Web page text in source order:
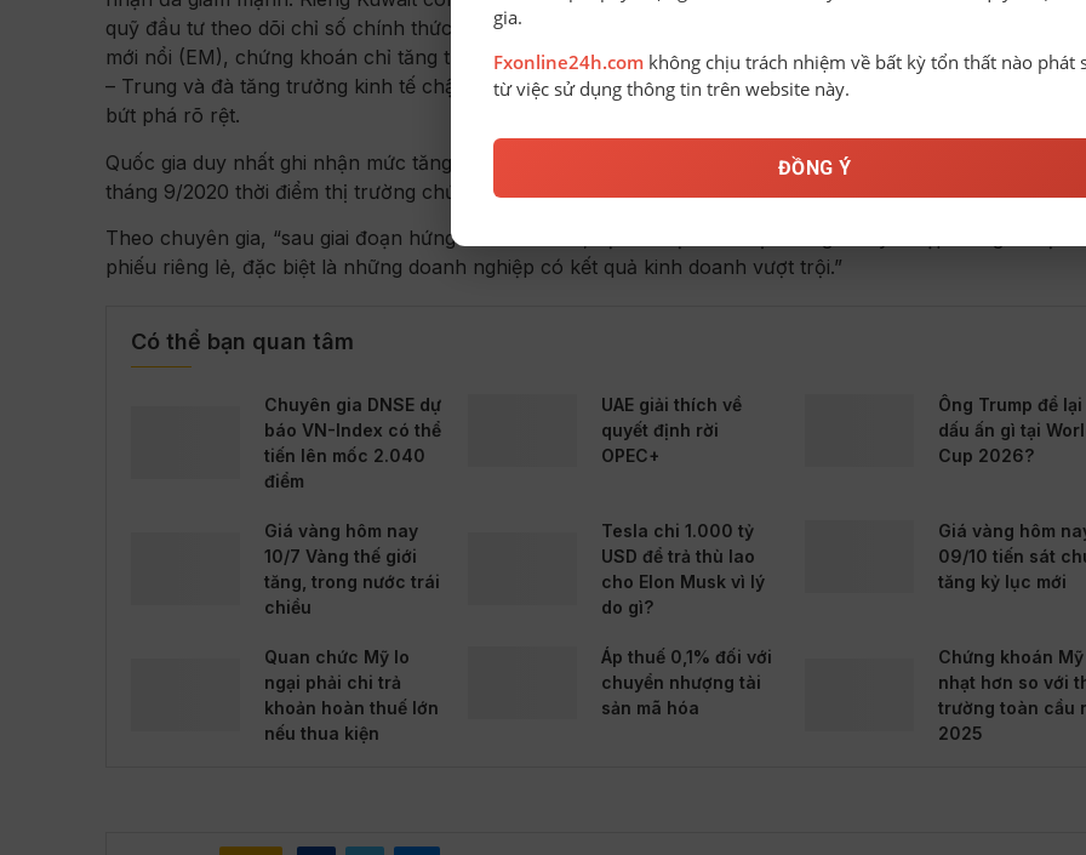
quỹ đầu tư theo dõi chỉ số chính thức bắt đầu giải ngân. Tại Trung Quốc, sau khi được đưa vào rổ thị
mới nổi (EM), chứng khoán chỉ tăng trong thời gian ngắn rồi giảm sâu tới 10% do tác động của thương
– Trung và đà tăng trưởng kinh tế chậm lại. Ngay cả khi các quỹ bắt đầu giải ngân, thị trường cũng không
bứt phá rõ rệt.
Quốc gia duy nhất ghi nhận mức tăng đáng kể sau khi được nâng hạng là Romania, song điều này diễn ra
tháng 9/2020 thời điểm thị trường chứng khoán toàn cầu đồng loạt đạt đỉnh.
Theo chuyên gia, “sau giai đoạn hứng khởi ban đầu, sự tích cực của thị trường chủ yếu tập trung ở một số
phiếu riêng lẻ, đặc biệt là những doanh nghiệp có kết quả kinh doanh vượt trội.”
Có thể bạn quan tâm
Chuyên gia DNSE dự
báo VN-Index có thể
tiến lên mốc 2.040
điểm
UAE giải thích về
quyết định rời
OPEC+
Ông Trump để lại
dấu ấn gì tại
Cup 2026?
Giá vàng hôm nay
10/7 Vàng thế giới
tăng, trong nước trái
chiều
Tesla chi 1.000 tỷ
USD để trả thù lao
cho Elon Musk vì lý
do gì?
Giá vàng hôm
09/10 tiến sát
tăng kỷ lục mới
Quan chức Mỹ lo
ngại phải chi trả
khoản hoàn thuế lớn
nếu thua kiện
Áp thuế 0,1% đối với
chuyển nhượng tài
sản mã hóa
Chứng khoán Mỹ
nhạt hơn so với
trường toàn cầu
2025
gia.
Fxonline24h.com không chịu trách nhiệm về bất kỳ tổn thất nào phát
từ việc sử dụng thông tin trên website này.
ĐỒNG Ý